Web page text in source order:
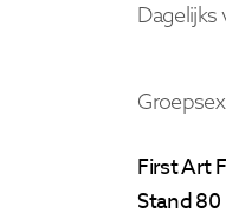
Dagelijks
First Art
Stand 80